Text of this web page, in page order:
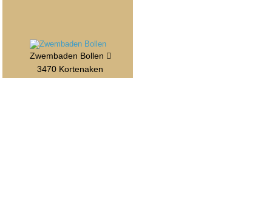
Zwembaden Bollen
3470 Kortenaken